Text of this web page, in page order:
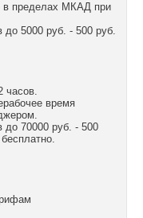
в пределах МКАД при
до 5000 руб. - 500 руб.
часов.
время
до 70000 руб. - 500